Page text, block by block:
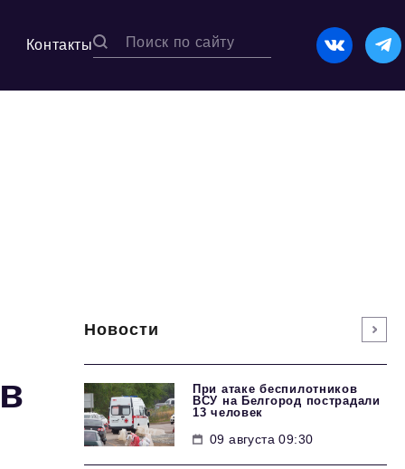
Контакты
Новости
При атаке беспилотников
ВСУ на Белгород пострадали
13 человек
09 августа 09:30